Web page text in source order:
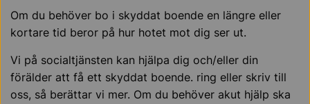
Om du behöver bo i skyddat boende en längre eller
kortare tid beror på hur hotet mot dig ser ut.
Vi på socialtjänsten kan hjälpa dig och/eller din
förälder att få ett skyddat boende. ring eller skriv till
oss, så berättar vi mer. Om du behöver akut hjälp ska